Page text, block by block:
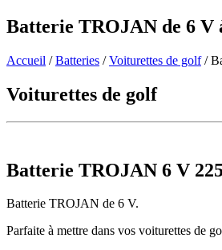
Batterie TROJAN de 6 V
Accueil /Batteries /Voiturettes de golf/
Voiturettes de golf
Batterie TROJAN 6 V
Batterie TROJAN de 6 V.
Parfaite à mettre dans vos voiturettes de